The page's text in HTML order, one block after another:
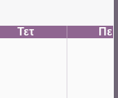
Τετ